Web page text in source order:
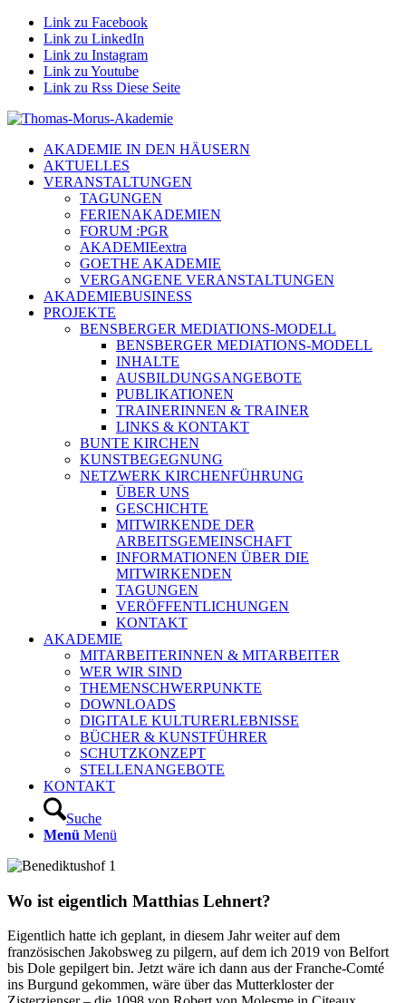
Link zu Facebook
Link zu LinkedIn
Link zu Instagram
Link zu Youtube
Link zu Rss Diese Seite
AKADEMIE IN DEN HÄUSERN
AKTUELLES
VERANSTALTUNGEN
TAGUNGEN
FERIENAKADEMIEN
FORUM :PGR
AKADEMIEextra
GOETHE AKADEMIE
VERGANGENE VERANSTALTUNGEN
AKADEMIEBUSINESS
PROJEKTE
BENSBERGER MEDIATIONS-MODELL
BENSBERGER MEDIATIONS-MODELL
INHALTE
AUSBILDUNGSANGEBOTE
PUBLIKATIONEN
TRAINERINNEN & TRAINER
LINKS & KONTAKT
BUNTE KIRCHEN
KUNSTBEGEGNUNG
NETZWERK KIRCHENFÜHRUNG
ÜBER UNS
GESCHICHTE
MITWIRKENDE DER
ARBEITSGEMEINSCHAFT
INFORMATIONEN ÜBER DIE
MITWIRKENDEN
TAGUNGEN
VERÖFFENTLICHUNGEN
KONTAKT
AKADEMIE
MITARBEITERINNEN & MITARBEITER
WER WIR SIND
THEMENSCHWERPUNKTE
DOWNLOADS
DIGITALE KULTURERLEBNISSE
BÜCHER & KUNSTFÜHRER
SCHUTZKONZEPT
STELLENANGEBOTE
KONTAKT
Suche
Menü Menü
Wo ist eigentlich Matthias Lehnert?
Eigentlich hatte ich geplant, in diesem Jahr weiter auf dem
französischen Jakobsweg zu pilgern, auf dem ich 2019 von Belfort
bis Dole gepilgert bin. Jetzt wäre ich dann aus der Franche-Comté
ins Burgund gekommen, wäre über das Mutterkloster der